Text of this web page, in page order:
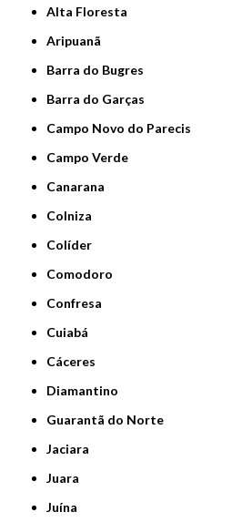
Alta Floresta
Aripuanã
Barra do Bugres
Barra do Garças
Campo Novo do Parecis
Campo Verde
Canarana
Colniza
Colíder
Comodoro
Confresa
Cuiabá
Cáceres
Diamantino
Guarantã do Norte
Jaciara
Juara
Juína